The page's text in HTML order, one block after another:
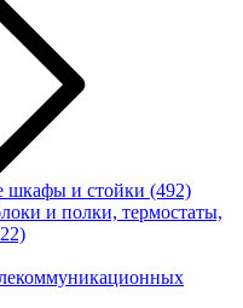
шкафы и стойки (492)
и полки, термостаты,